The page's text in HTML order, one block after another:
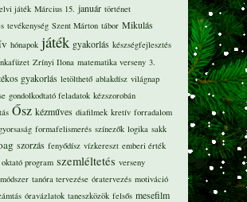
játék Március 15. január történet
tevékenység Szent Márton tábor Mikulás
hónapok játék gyakorlás készségfejlesztés
Zrínyi Ilona matematika verseny 3.
gyakorlás letölthető ablakdísz világnap
gondolkodtató feladatok kézszorobán
Ősz kézműves diafilmek kretív forradalom
formafelismerés színezők logika sakk
szorzás fenyődísz vízkereszt emberi érték
oktató program szemléltetés verseny
módszer tanóra tervezése óratervezés motiváció
óravázlatok taneszközök felsős mesefilm